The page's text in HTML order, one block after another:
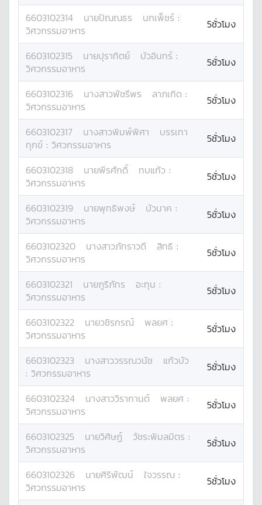
6603102314 นายปัณณธร นกเพ็ชร์ :
วิศวกรรมอาหาร
5ชั่วโมง
6603102315 นายปุราทิตย์ บัวอินทร์ :
วิศวกรรมอาหาร
5ชั่วโมง
6603102316 นางสาวพัชรีพร ลาภเกิด :
วิศวกรรมอาหาร
5ชั่วโมง
6603102317 นางสาวพิมพ์พิศา
บรรเทา
ทุกข์ : วิศวกรรมอาหาร 5ชั่วโมง
6603102318 นายพีรศักดิ์ ทบแก้ว :
วิศวกรรมอาหาร
5ชั่วโมง
6603102319 นายพุทธิพงษ์ บัวนาค :
วิศวกรรมอาหาร
5ชั่วโมง
6603102320 นางสาวภัทราวดี สิทธิ :
วิศวกรรมอาหาร
5ชั่วโมง
6603102321 นายภูริภัทร อะทุน :
วิศวกรรมอาหาร
5ชั่วโมง
6603102322 นายวชิรกรณ์ พลยศ :
วิศวกรรมอาหาร
5ชั่วโมง
6603102323 นางสาววรรณวนัช
แก้วบัว
: วิศวกรรมอาหาร 5ชั่วโมง
6603102324 นางสาววิรากานต์ พลยศ :
วิศวกรรมอาหาร
5ชั่วโมง
6603102325 นายวิศิษฏ์ วัชระพิมลมิตร :
วิศวกรรมอาหาร
5ชั่วโมง
6603102326 นายศิริพัฒน์ ใจวรรณ :
วิศวกรรมอาหาร
5ชั่วโมง